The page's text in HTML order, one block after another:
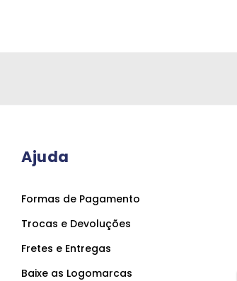
Ajuda
Formas de Pagamento
Trocas e Devoluções
Fretes e Entregas
Baixe as Logomarcas